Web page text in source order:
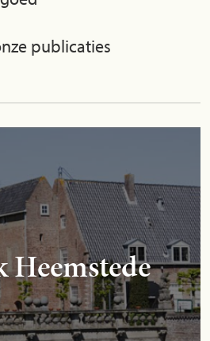
publicaties
Heemstede